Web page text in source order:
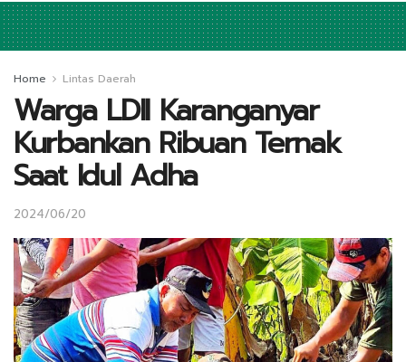
Home Lintas Daerah
Warga LDII Karanganyar
Kurbankan Ribuan Ternak
Saat Idul Adha
2024/06/20